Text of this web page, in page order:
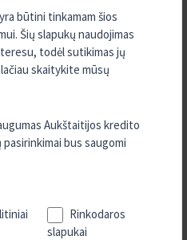
būtini tinkamam šios
Šių slapukų naudojimas
todėl sutikimas jų
skaitykite mūsų
Aukštaitijos kredito
bus saugomi
Rinkodaros
slapukai
nei 100 EUR.
3mėnesiams
14 500 EUR
automobilis
kai sudaroma 60 mėn. sutartis,
198,03 Eur, bendra sumokama
kredito kaina – 1977,55 Eur,
norma – 7,681 %.
įsipareigojimų prisiėmimo,